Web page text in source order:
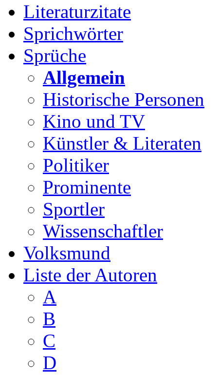
Literaturzitate
Sprichwörter
Sprüche
Allgemein
Historische Personen
Kino und TV
Künstler & Literaten
Politiker
Prominente
Sportler
Wissenschaftler
Volksmund
Liste der Autoren
A
B
C
D